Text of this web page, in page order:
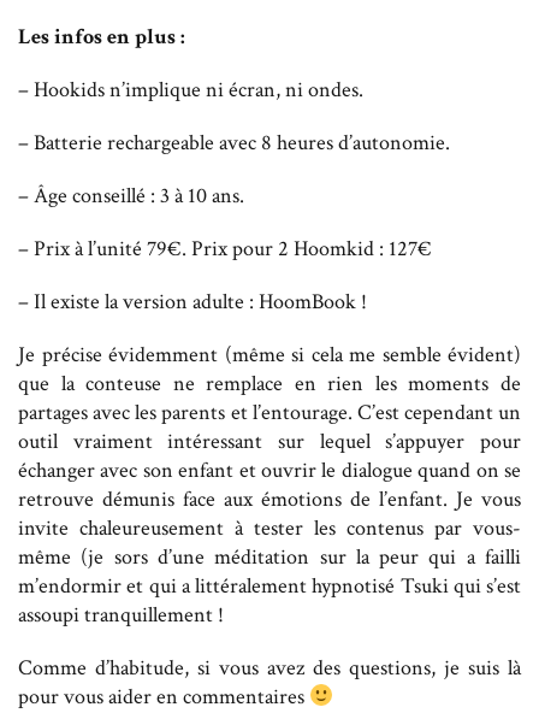
Les infos en plus :
– Hookids n’implique ni écran, ni ondes.
– Batterie rechargeable avec 8 heures d’autonomie.
– Âge conseillé : 3 à 10 ans.
– Prix à l’unité 79€. Prix pour 2 Hoomkid : 127€
– Il existe la version adulte : HoomBook !
Je précise évidemment (même si cela me semble évident)
que la conteuse ne remplace en rien les moments de
partages avec les parents et l’entourage. C’est cependant un
outil vraiment intéressant sur lequel s’appuyer pour
échanger avec son enfant et ouvrir le dialogue quand on se
retrouve démunis face aux émotions de l’enfant. Je vous
invite chaleureusement à tester les contenus par vous-
même (je sors d’une méditation sur la peur qui a failli
m’endormir et qui a littéralement hypnotisé Tsuki qui s’est
assoupi tranquillement !
Comme d’habitude, si vous avez des questions, je suis là
pour vous aider en commentaires